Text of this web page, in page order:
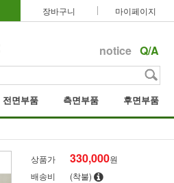
장바구니 마이페이지
notice Q/A
전면부품 측면부품 후면부품
상품가 330,000원
배송비
(착불)